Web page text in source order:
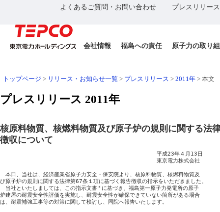
よくあるご質問・お問い合わせ プレスリリー
会社情報 福島への責任 原子力の取り
トップページ > リリース・お知らせ一覧 > プレスリリース > 2011年 > 本文
プレスリリース 2011年
核原料物質、核燃料物質及び原子炉の規則に関する法
徴収について
平成23年４月13日
東京電力株式会社
本日、当社は、経済産業省原子力安全・保安院より、核原料物質、核燃料物質及
び原子炉の規則に関する法律第67条１項に基づく報告徴収の指示をいただきました。
当社といたしましては、この指示文書 ＊ に基づき、福島第一原子力発電所の原子
炉建屋の耐震安全性評価を実施し、耐震安全性が確保できていない箇所がある場合
は、耐震補強工事等の対策に関して検討し、同院へ報告いたします。